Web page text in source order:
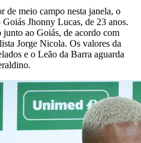
de meio campo nesta janela, o
Jhonny Lucas, de 23 anos.
ao Goiás, de acordo com
Jorge Nicola. Os valores da
e o Leão da Barra aguarda